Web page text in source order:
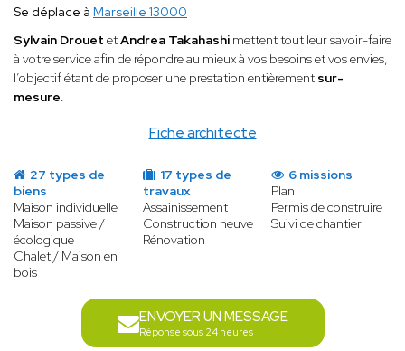
Fiche architecte
Se déplace à Marseille 13000
Sylvain Drouet etAndrea Takahashi mettent tout leur savoir-faire
à votre service afin de répondre au mieux à vos besoins et vos envies,
l’objectif étant de proposer une prestation entièrement sur-
mesure.
27 types de
biens
Maison individuelle
Maison passive /
écologique
Chalet / Maison en
bois
17 types de
travaux
Assainissement
Construction neuve
Rénovation
6 missions
Plan
Permis de construire
Suivi de chantier
ENVOYER UN MESSAGE
Réponse sous 24 heures